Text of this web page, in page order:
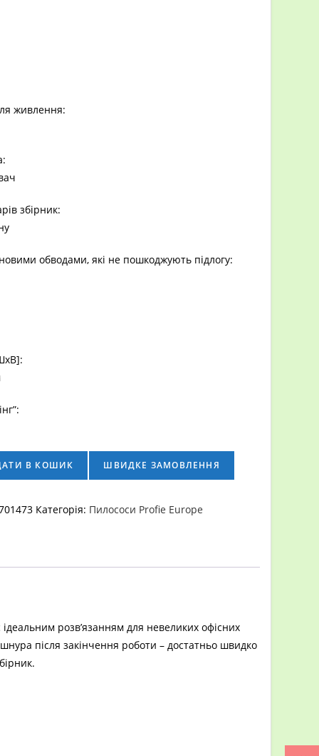
живлення:
збірник:
обводами, які не пошкоджують підлогу:
В КОШИК ШВИДКЕ ЗАМОВЛЕННЯ
Категорія: Пилососи Profie Europe
розв’язанням для невеликих офісних
після закінчення роботи – достатньо швидко